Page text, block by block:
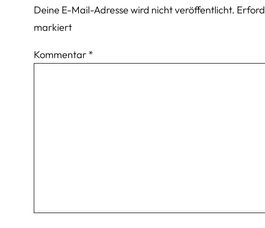
Deine E-Mail-Adresse wird nicht veröffentlicht.
markiert
Kommentar *